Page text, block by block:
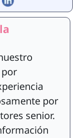
por
senior.